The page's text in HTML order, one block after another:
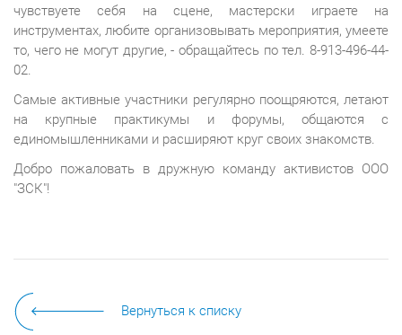
чувствуете себя на сцене, мастерски играете на
инструментах, любите организовывать мероприятия, умеете
то, чего не могут другие, - обращайтесь по тел. 8-913-496-44-
02.
Самые активные участники регулярно поощряются, летают
на крупные практикумы и форумы, общаются с
единомышленниками и расширяют круг своих знакомств.
Добро пожаловать в дружную команду активистов ООО
"ЗСК"!
Вернуться к списку